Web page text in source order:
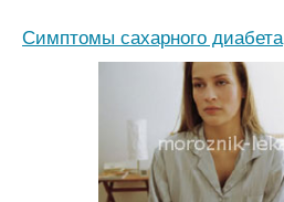
Симптомы сахарного диабета